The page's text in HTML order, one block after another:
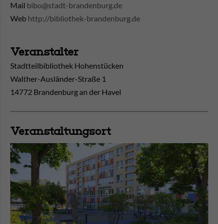
Mail bibo@stadt-brandenburg.de
Web http://bibliothek-brandenburg.de
Veranstalter
Stadtteilbibliothek Hohenstücken
Walther-Ausländer-Straße 1
14772 Brandenburg an der Havel
Veranstaltungsort